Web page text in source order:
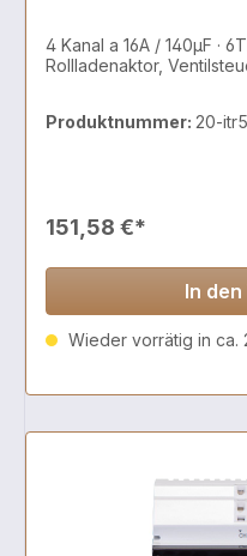
4 Kanal a 16A / 140µF ·
Rollladenaktor,
Produktnummer: 20-
151,58 €*
In
Wieder vorrätig in ca.